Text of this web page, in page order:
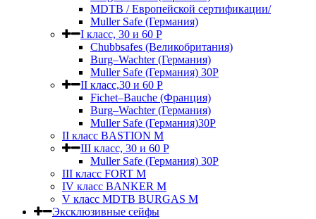
MDTB / Европейской сертификации/
Muller Safe (Германия)
I класс, 30 и 60 P
Chubbsafes (Великобритания)
Burg–Wachter (Германия)
Muller Safe (Германия) 30Р
II класс,30 и 60 P
Fichet–Bauche (Франция)
Burg–Wachter (Германия)
Muller Safe (Германия)30P
II класс BASTION M
III класс, 30 и 60 P
Muller Safe (Германия) 30Р
III класс FORT M
IV класс BANKER M
V класс МDTB BURGAS M
Эксклюзивные сейфы